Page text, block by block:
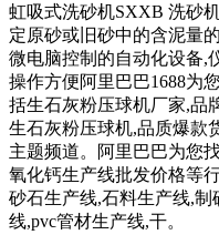
虹吸式洗砂机SXXB 洗砂
定原砂或旧砂中的含泥量
微电脑控制的自动化设备,
操作方便阿里巴巴1688为
括生石灰粉压球机厂家,品
生石灰粉压球机,品质爆款
主题频道。阿里巴巴为您
氧化钙生产线批发价格等
砂石生产线,石料生产线,
线,pvc管材生产线,干。